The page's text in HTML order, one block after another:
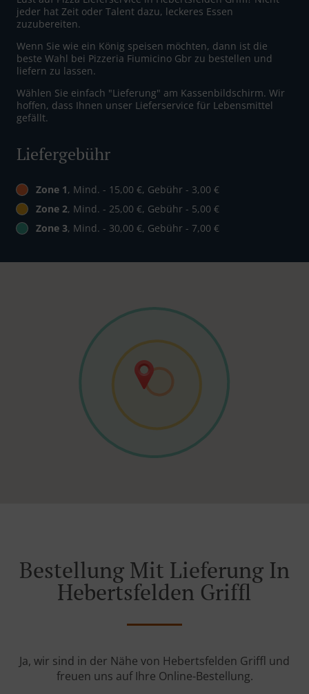
jeder hat Zeit oder Talent dazu, leckeres Essen
zuzubereiten.
Wenn Sie wie ein König speisen möchten, dann ist die
beste Wahl bei Pizzeria Fiumicino Gbr zu bestellen und
liefern zu lassen.
Wählen Sie einfach "Lieferung" am Kassenbildschirm. Wir
hoffen, dass Ihnen unser Lieferservice für Lebensmittel
gefällt.
Liefergebühr
Zone 1, Mind. - 15,00 €, Gebühr - 3,00 €
Zone 2, Mind. - 25,00 €, Gebühr - 5,00 €
Zone 3, Mind. - 30,00 €, Gebühr - 7,00 €
Bestellung Mit Lieferung In
Hebertsfelden Griffl
Ja, wir sind in der Nähe von Hebertsfelden Griffl und
freuen uns auf Ihre Online-Bestellung.